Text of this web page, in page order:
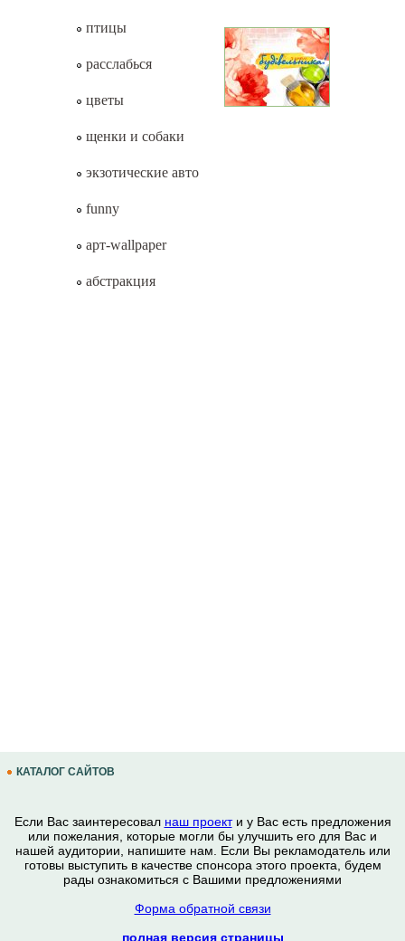
птицы
расслабься
цветы
щенки и собаки
экзотические авто
funny
арт-wallpaper
абстракция
КАТАЛОГ САЙТОВ
Если Вас заинтересовал наш проекти у Вас есть предложения
или пожелания, которые могли бы улучшить его для Вас и
нашей аудитории, напишите нам. Если Вы рекламодатель или
готовы выступить в качестве спонсора этого проекта, будем
рады ознакомиться с Вашими предложениями
Форма обратной связи
полная версия страницы